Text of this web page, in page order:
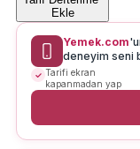
Ekle
Yemek.com
deneyim seni
Tarifi ekran
kapanmadan yap